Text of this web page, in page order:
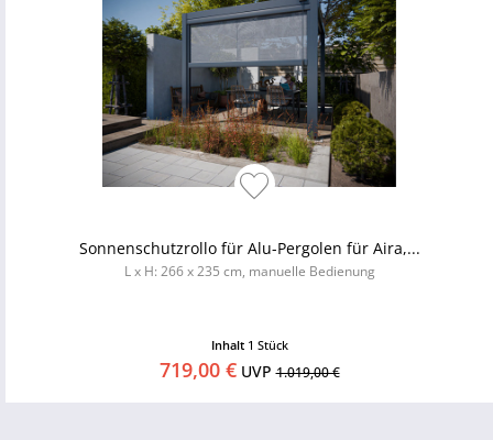
Sonnenschutzrollo für Alu-Pergolen für Aira,...
L x H: 266 x 235 cm, manuelle Bedienung
Inhalt 1 Stück
719,00 €UVP1.019,00 €